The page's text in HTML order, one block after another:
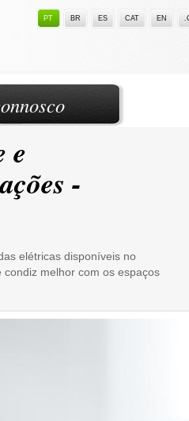
PT BR ES CAT EN
e
-
elétricas disponíveis no
melhor com os espaços